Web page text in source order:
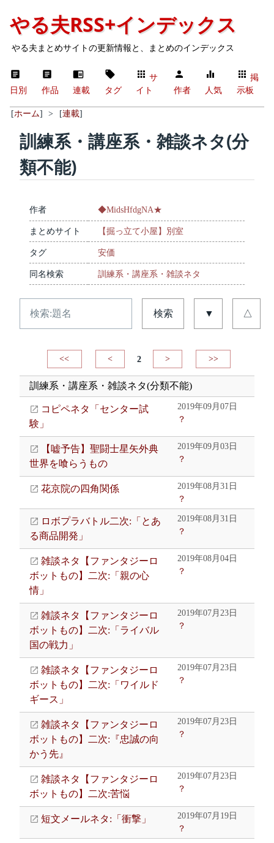
やる夫RSS+インデックス
やる夫まとめサイトの更新情報と、まとめのインデックス
日別 作品 連載 タグ
サ
イト
作者 人気
掲
示板
[ホーム] > [連載]
訓練系・講座系・雑談ネタ(分
類不能)
作者 ◆MidsHfdgNA★
まとめサイト 【掘っ立て小屋】別室
タグ 安価
同名検索 訓練系・講座系・雑談ネタ
検索 ▼ △
<< < 2 > >>
訓練系・講座系・雑談ネタ(分類不能)
コピペネタ「センター試
験」
2019年09月07日
？
【嘘予告】聖闘士星矢外典
世界を喰らうもの
2019年09月03日
？
花京院の四角関係
2019年08月31日
？
ロボプラバトル二次:「とあ
る商品開発」
2019年08月31日
？
雑談ネタ【ファンタジーロ
ボットもの】二次:「親の心
情」
2019年08月04日
？
雑談ネタ【ファンタジーロ
ボットもの】二次:「ライバル
国の戦力」
2019年07月23日
？
雑談ネタ【ファンタジーロ
ボットもの】二次:「ワイルド
ギース」
2019年07月23日
？
雑談ネタ【ファンタジーロ
ボットもの】二次:『忠誠の向
かう先』
2019年07月23日
？
雑談ネタ【ファンタジーロ
ボットもの】二次:苦悩
2019年07月23日
？
短文メールネタ:「衝撃」
2019年07月19日
？